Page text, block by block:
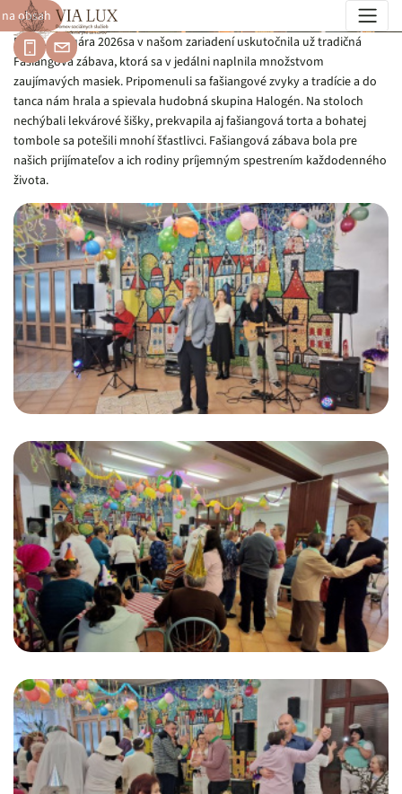
obsah
Fašiangová zábava 2026
Dňa 5. februára 2026sa v našom zariadení uskutočnila už tradičná
Fašiangová zábava, ktorá sa v jedálni naplnila množstvom
zaujímavých masiek. Pripomenuli sa fašiangové zvyky a tradície a do
tanca nám hrala a spievala hudobná skupina Halogén. Na stoloch
nechýbali lekvárové šišky, prekvapila aj fašiangová torta a bohatej
tombole sa potešili mnohí šťastlivci. Fašiangová zábava bola pre
našich prijímateľov a ich rodiny príjemným spestrením každodenného
života.